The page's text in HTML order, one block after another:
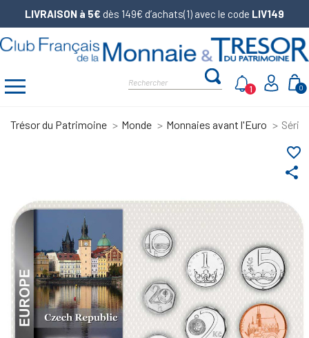
LIVRAISON à 5€ dès 149€ d’achats(1) avec le code LIV149
0
1
Trésor du Patrimoine Monde Monnaies avant l'Euro Série
share
favorite_border